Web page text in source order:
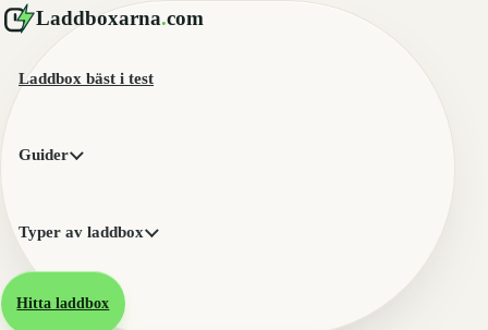
Laddboxarna.com
Laddbox bäst i test
Guider
Typer av laddbox
Hitta laddbox